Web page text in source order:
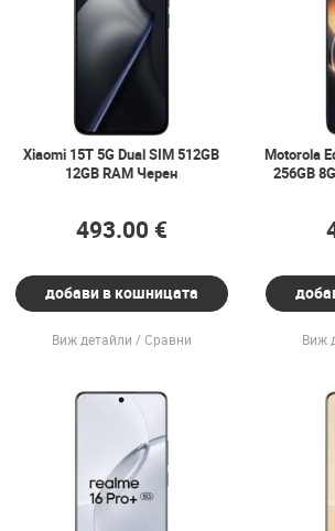
Xiaomi 15T 5G Dual SIM 512GB
12GB RAM Черен
493.00 €
добави в кошницата
Виж детайли Сравни
Motorola
256GB
Виж